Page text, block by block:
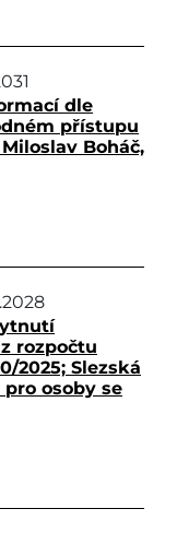
dle
přístupu
Boháč,
rozpočtu
2025; Slezská
osoby se